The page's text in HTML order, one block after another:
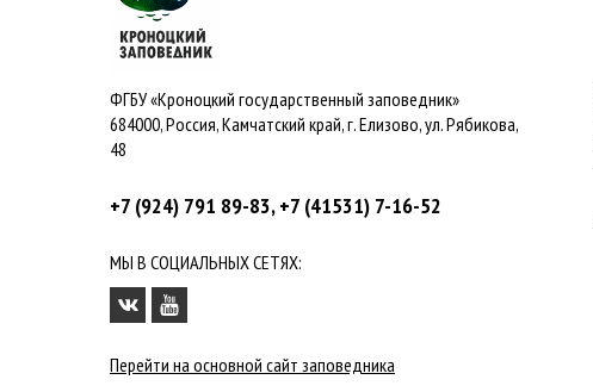
ФГБУ «Кроноцкий государственный заповедник»
684000, Россия, Камчатский край, г. Елизово, ул. Рябикова,
48
+7 (924) 791 89-83, +7 (41531) 7-16-52
МЫ В СОЦИАЛЬНЫХ СЕТЯХ:
Перейти на основной сайт заповедника